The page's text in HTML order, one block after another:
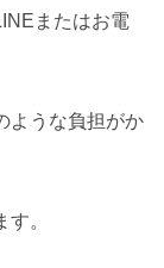
またはお電
ような負担がか
。